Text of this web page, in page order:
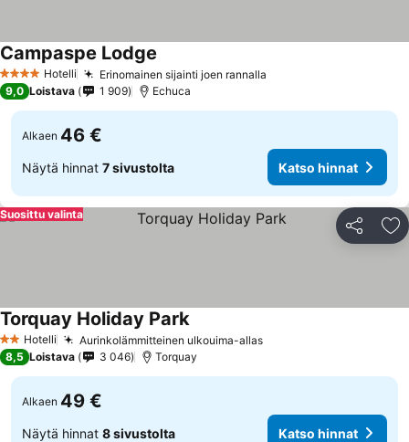
4 Tähtiluokitus
Hotelli Erinomainen sijainti joen rannalla
Campaspe Lodge
9,0 Loistava 1 909 Echuca
Alkaen 46 €
Näytä hinnat 7 sivustolta Katso hinnat
Jaa
Suosittu valinta
2 Tähtiluokitus
Hotelli Aurinkolämmitteinen ulkouima-allas
Torquay Holiday Park
8,5 Loistava 3 046 Torquay
Alkaen 49 €
Näytä hinnat 8 sivustolta Katso hinnat